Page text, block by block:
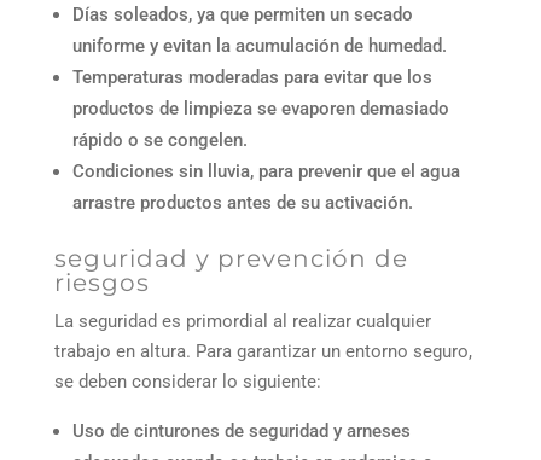
Días soleados, ya que permiten un secado
uniforme y evitan la acumulación de humedad.
Temperaturas moderadas para evitar que los
productos de limpieza se evaporen demasiado
rápido o se congelen.
Condiciones sin lluvia, para prevenir que el agua
arrastre productos antes de su activación.
seguridad y prevención de
riesgos
La seguridad es primordial al realizar cualquier
trabajo en altura. Para garantizar un entorno seguro,
se deben considerar lo siguiente:
Uso de cinturones de seguridad y arneses